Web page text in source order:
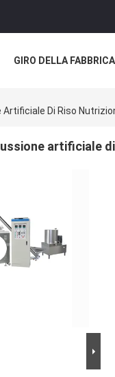
GIRO DELLA FABBRICA
Di Riso
artificiale